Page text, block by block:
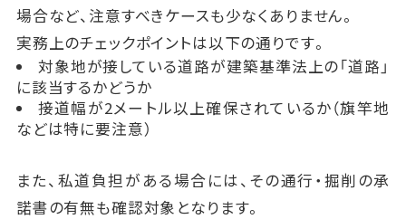
場合など、注意すべきケースも少なくありません。
実務上のチェックポイントは以下の通りです。
対象地が接している道路が建築基準法上の「道路」
に該当するかどうか
接道幅が2メートル以上確保されているか（旗竿地
などは特に要注意）
また、私道負担がある場合には、その通行・掘削の承
諾書の有無も確認対象となります。